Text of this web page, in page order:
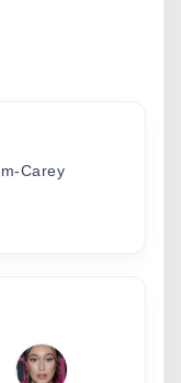
Carey